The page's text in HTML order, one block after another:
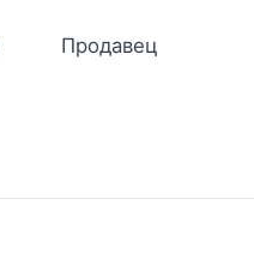
Продавец